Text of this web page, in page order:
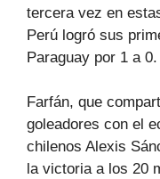
tercera vez en
Perú logró sus
Paraguay por 1 a 0.
Farfán, que
goleadores con el
chilenos Alexis
la victoria a los 20